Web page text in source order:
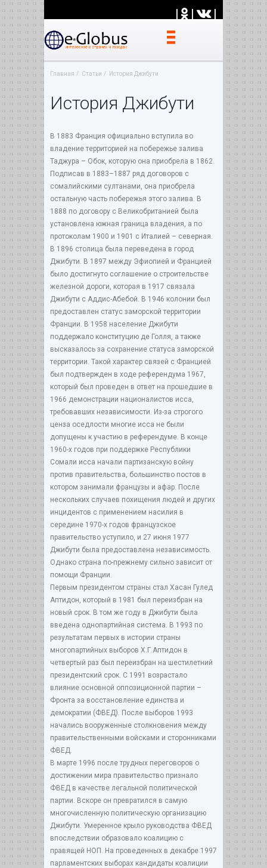
| | |
Главная Статьи История Джибути
История Джибути
В 1883 Франция официально вступила во
владение территорией на побережье залива
Таджура – Обок, которую она приобрела в 1862.
Подписав в 1883–1887 ряд договоров с
сомалийскими султанами, она приобрела
остальную часть побережья этого залива. В
1888 по договору с Великобританией была
установлена южная граница владения, а по
протоколам 1900 и 1901 с Италией – северная.
В 1896 столица была переведена в город
Джибути. В 1897 между Эфиопией и Францией
было достигнуто соглашение о строительстве
железной дороги, которая в 1917 связала
Джибути с Аддис-Абебой. В 1946 колонии был
предоставлен статус заморской территории
Франции. В 1958 население Джибути
поддержало конституцию де Голля, а также
высказалось за сохранение статуса заморской
территории. Такой характер связей с Францией
был подтвержден в ходе референдума 1967,
который был проведен в ответ на прошедшие в
1966 демонстрации националистов исса,
требовавших независимости. Из-за строгого
ценза оседлости многие исса не были
допущены к участию в референдуме. В конце
1960-х годов при поддержке Республики
Сомали исса начали партизанскую войну
против правительства, большинство постов в
котором занимали французы и афар. После
нескольких случаев похищения людей и других
инцидентов с применением насилия в
середине 1970-х годов французское
правительство уступило, и 27 июня 1977
Джибути была предоставлена независимость.
Однако страна по-прежнему сильно зависит от
помощи Франции.
Первым президентом страны стал Хасан Гулед
Аптидон, который в 1981 был переизбран на
новый срок. В том же году в Джибути была
введена однопартийная система. В 1993 по
результатам первых в истории страны
многопартийных выборов Х.Г.Аптидон в
четвертый раз был переизбран на шестилетний
президентский срок. С 1991 возрастало
влияние основной оппозиционной партии –
Фронта за восстановление единства и
демократии (ФВЕД). После выборов 1993
начались вооруженные столкновения между
правительственными войсками и сторонниками
ФВЕД.
В марте 1996 после трудных переговоров о
достижении мира правительство признало
ФВЕД в качестве легальной политической
партии. Вскоре он превратился в самую
многочисленную политическую организацию
Джибути. Умеренное крыло руководства ФВЕД
впоследствии образовало коалицию с
правящей НОП. На проведенных в декабре 1997
парламентских выборах кандидаты коалиции